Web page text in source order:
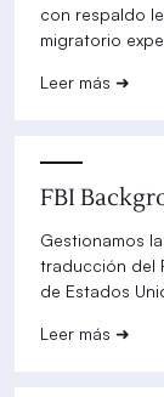
con respaldo
migratorio
Leer más ➜
FBI
Gestionamos
traducción del
de Estados
Leer más ➜